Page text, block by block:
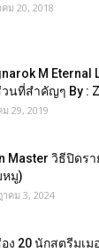
ม 20, 2018
M Eternal
นที่สำคัญๆ By :
29, 2019
Master วิธีปิดร
หมู)
คม 3, 2024
ง 20 นักสตรีมเม